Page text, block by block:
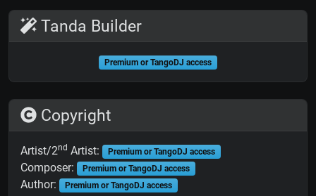
Tanda Builder
Premium or TangoDJ access
Copyright
Artist/2nd Artist: Premium or TangoDJ access
Composer: Premium or TangoDJ access
Author: Premium or TangoDJ access